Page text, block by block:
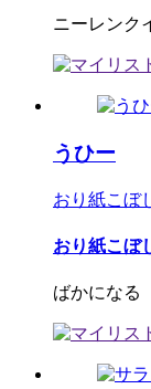
ニーレンク
うひー
おり紙こぼ
おり紙こぼ
ばかになる